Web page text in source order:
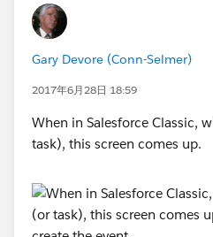
Gary Devore (Conn-Selmer)
2017年6月28日 18:59
When in Salesforce Classic,
task), this screen comes up.